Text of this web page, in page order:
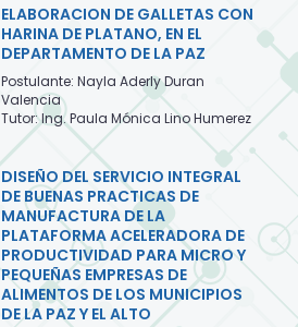
ELABORACION DE GALLETAS CON
HARINA DE PLATANO, EN EL
DEPARTAMENTO DE LA PAZ
Postulante: Nayla Aderly Duran
Valencia
Tutor: Ing. Paula Mónica Lino Humerez
DISEÑO DEL SERVICIO INTEGRAL
DE BUENAS PRACTICAS DE
MANUFACTURA DE LA
PLATAFORMA ACELERADORA DE
PRODUCTIVIDAD PARA MICRO Y
PEQUEÑAS EMPRESAS DE
ALIMENTOS DE LOS MUNICIPIOS
DE LA PAZ Y EL ALTO